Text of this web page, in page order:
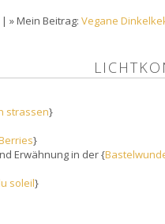
| » Mein Beitrag: Vegane
strassen}
}
Erwähnung in der {
soleil}